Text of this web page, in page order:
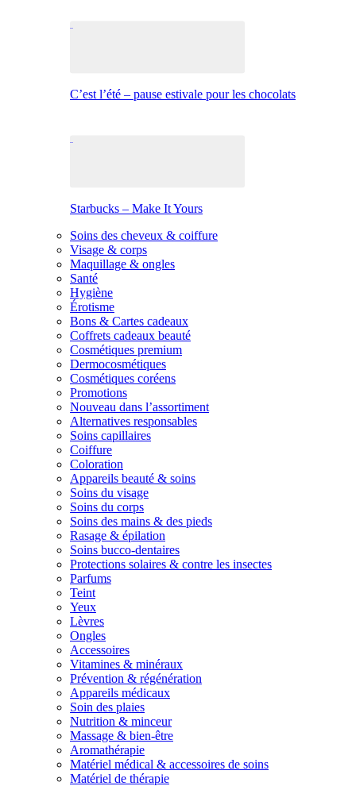
C’est l’été – pause estivale pour les chocolats
Starbucks – Make It Yours
Soins des cheveux & coiffure
Visage & corps
Maquillage & ongles
Santé
Hygiène
Érotisme
Bons & Cartes cadeaux
Coffrets cadeaux beauté
Cosmétiques premium
Dermocosmétiques
Cosmétiques coréens
Promotions
Nouveau dans l’assortiment
Alternatives responsables
Soins capillaires
Coiffure
Coloration
Appareils beauté & soins
Soins du visage
Soins du corps
Soins des mains & des pieds
Rasage & épilation
Soins bucco-dentaires
Protections solaires & contre les insectes
Parfums
Teint
Yeux
Lèvres
Ongles
Accessoires
Vitamines & minéraux
Prévention & régénération
Appareils médicaux
Soin des plaies
Nutrition & minceur
Massage & bien-être
Aromathérapie
Matériel médical & accessoires de soins
Matériel de thérapie